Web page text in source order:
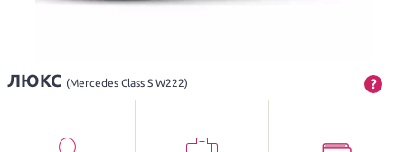
ЛЮКС (Mercedes Class S W222) ?